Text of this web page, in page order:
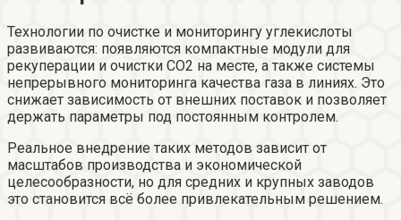
Технологии по очистке и мониторингу углекислоты
развиваются: появляются компактные модули для
рекуперации и очистки CO2 на месте, а также системы
непрерывного мониторинга качества газа в линиях. Это
снижает зависимость от внешних поставок и позволяет
держать параметры под постоянным контролем.
Реальное внедрение таких методов зависит от
масштабов производства и экономической
целесообразности, но для средних и крупных заводов
это становится всё более привлекательным решением.